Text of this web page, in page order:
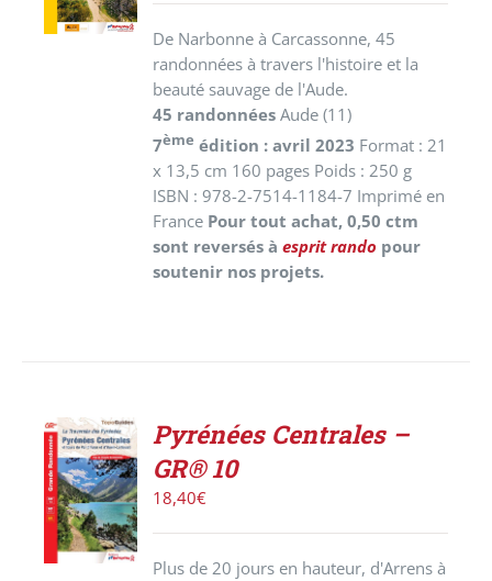
DÉTAILS
De Narbonne à Carcassonne, 45
randonnées à travers l'histoire et la
beauté sauvage de l'Aude.
45 randonnées Aude (11)
7ème édition : avril 2023 Format : 21
x 13,5 cm 160 pages Poids : 250 g
ISBN : 978-2-7514-1184-7 Imprimé en
France Pour tout achat, 0,50 ctm
sont reversés àesprit rando pour
soutenir nos projets.
AJOUTER
AU
PANIER
/
DÉTAILS
Pyrénées Centrales –
GR® 10
18,40€
Plus de 20 jours en hauteur, d'Arrens à